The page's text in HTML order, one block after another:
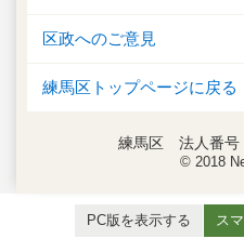
区政へのご意見
練馬区トップページに戻る
練馬区 法人番号
© 2018
PC版を表示する ス